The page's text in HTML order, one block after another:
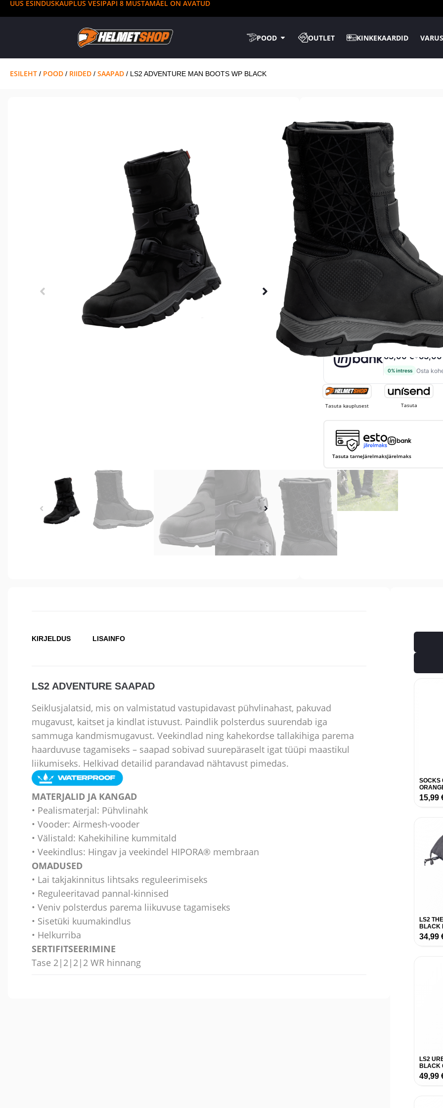
UUS ESINDUSKAUPLUS VESIPAPI 8 MUSTAMÄEL ON AVATUD
POOD OUTLET KINKEKAARDID
ESILEHT / POOD / RIIDED / SAAPAD / LS2 ADVENTURE MAN BOOTS WP BLACK
Kaupluses kohal TASUTA tarne
LS2
BLACK
39 40 41
PUHASTA
Laos
LISA KORVI
199,00
189,00€
MAKSA 3 OSAS
63,00 €+
0% intress Osta
Tasuta kauplusest
Tasuta
Tasuta tarneJärelmaksJärelmaks
KIRJELDUS LISAINFO
LS2 ADVENTURE SAAPAD
Seiklusjalatsid, mis on valmistatud vastupidavast pühvlinahast, pakuvad
mugavust, kaitset ja kindlat istuvust. Paindlik polsterdus suurendab iga
sammuga kandmismugavust. Veekindlad ning kahekordse tallakihiga parema
haarduvuse tagamiseks – saapad sobivad suurepäraselt igat tüüpi maastikul
liikumiseks. Helkivad detailid parandavad nähtavust pimedas.
MATERJALID JA KANGAD
• Pealismaterjal: Pühvlinahk
• Vooder: Airmesh-vooder
• Välistald: Kahekihiline kummitald
• Veekindlus: Hingav ja veekindel HIPORA® membraan
OMADUSED
• Lai takjakinnitus lihtsaks reguleerimiseks
• Reguleeritavad pannal-kinnised
• Veniv polsterdus parema liikuvuse tagamiseks
• Sisetüki kuumakindlus
• Helkurriba
SERTIFITSEERIMINE
Tase 2|2|2|2 WR hinnang
SOCKS
15,99
LS2
BLACK
34,99
LS2
BLACK
49,99